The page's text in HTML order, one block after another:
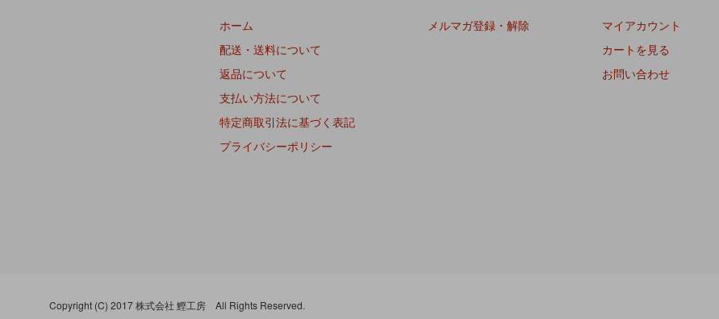
ホーム
配送・送料について
返品について
支払い方法について
特定商取引法に基づく表記
プライバシーポリシー
メルマガ登録・解除
マイアカウント
カートを見る
お問い合わせ
Copyright (C) 2017 株式会社 鰹工房 All Rights Reserved.